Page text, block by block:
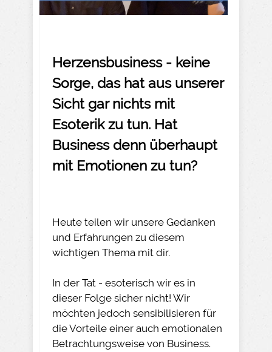
Herzensbusiness - keine
Sorge, das hat aus unserer
Sicht gar nichts mit
Esoterik zu tun. Hat
Business denn überhaupt
mit Emotionen zu tun?
Heute teilen wir unsere Gedanken
und Erfahrungen zu diesem
wichtigen Thema mit dir.
In der Tat - esoterisch wir es in
dieser Folge sicher nicht! Wir
möchten jedoch sensibilisieren für
die Vorteile einer auch emotionalen
Betrachtungsweise von Business.